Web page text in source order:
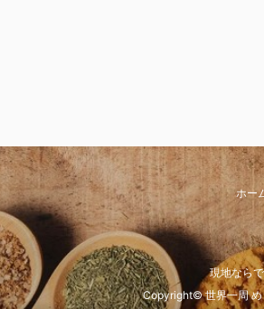
ホー
現地なら
Copyright© 世界一周